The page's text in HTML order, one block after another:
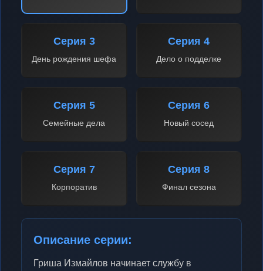
Серия 3
День рождения шефа
Серия 4
Дело о подделке
Серия 5
Семейные дела
Серия 6
Новый сосед
Серия 7
Корпоратив
Серия 8
Финал сезона
Описание серии:
Гриша Измайлов начинает службу в